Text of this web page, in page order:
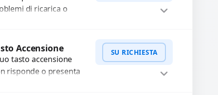
di ricarica o
di ricarica
rotti, allentati,
WhatsApp
Accensione
tasto accensione
risponde o presenta
SU RICHIESTA